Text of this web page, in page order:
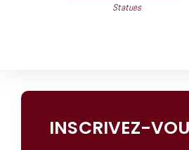
Statues
INSCRIVEZ-